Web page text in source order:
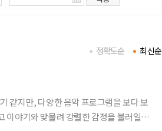
최신순
정확도순
같지만, 다양한 음악 프로그램을 보다 보
이야기와 맞물려 강렬한 감정을 불러일으